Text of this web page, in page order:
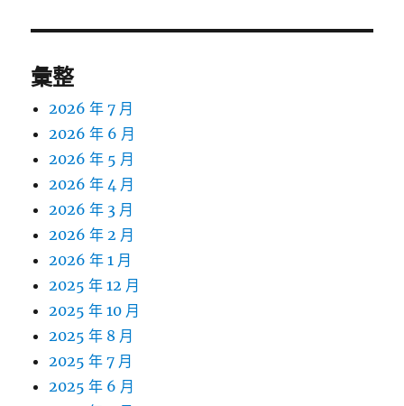
彙整
2026 年 7 月
2026 年 6 月
2026 年 5 月
2026 年 4 月
2026 年 3 月
2026 年 2 月
2026 年 1 月
2025 年 12 月
2025 年 10 月
2025 年 8 月
2025 年 7 月
2025 年 6 月